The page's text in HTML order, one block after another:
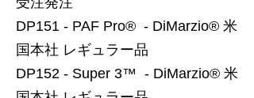
DP151 - PAF Pro® - DiMarzio® 米
国本社 レギュラー品
DP152 - Super 3™ - DiMarzio® 米